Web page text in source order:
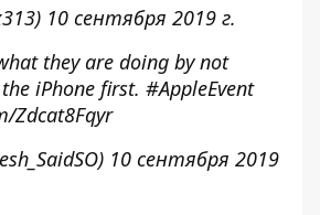
10 сентября 2019 г.
they are doing by not
iPhone first. #AppleEvent
Zdcat8Fqyr
10 сентября 2019